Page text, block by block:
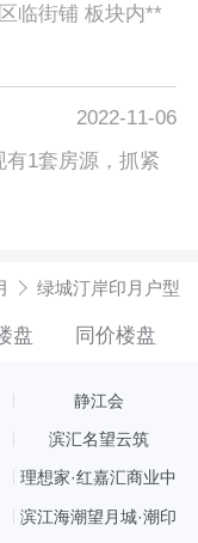
临街铺 板块内**
2022-11-06
1套房源，抓紧
绿城汀岸印月户型
盘 同价楼盘
静江会
滨汇名望云筑
理想家·红嘉汇商业中
滨江海潮望月城·潮印